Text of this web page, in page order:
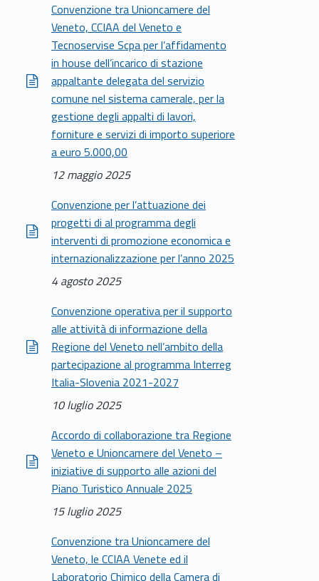
Convenzione tra Unioncamere del
Veneto, CCIAA del Veneto e
Tecnoservise Scpa per l’affidamento
in house dell’incarico di stazione
appaltante delegata del servizio
comune nel sistema camerale, per la
gestione degli appalti di lavori,
forniture e servizi di importo superiore
a euro 5.000,00
12 maggio 2025
Convenzione per l’attuazione dei
progetti di al programma degli
interventi di promozione economica e
internazionalizzazione per l’anno 2025
4 agosto 2025
Convenzione operativa per il supporto
alle attività di informazione della
Regione del Veneto nell’ambito della
partecipazione al programma Interreg
Italia-Slovenia 2021-2027
10 luglio 2025
Accordo di collaborazione tra Regione
Veneto e Unioncamere del Veneto –
iniziative di supporto alle azioni del
Piano Turistico Annuale 2025
15 luglio 2025
Convenzione tra Unioncamere del
Veneto, le CCIAA Venete ed il
Laboratorio Chimico della Camera di